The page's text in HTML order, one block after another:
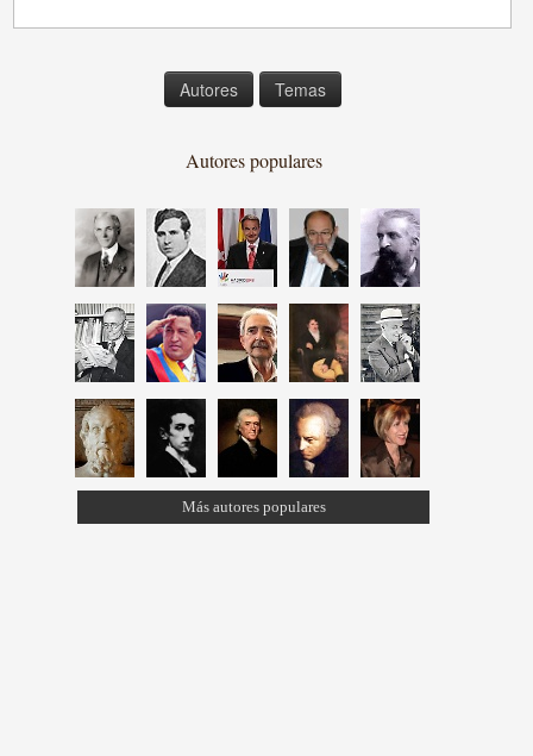
Autores Temas
Autores populares
Más autores populares